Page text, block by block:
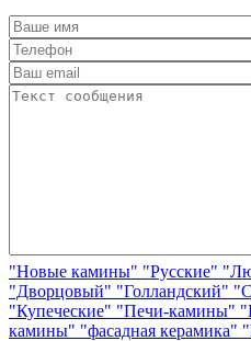
"Новые камины" "Русские"
"Дворцовый" "Голландский"
"Купеческие" "Печи-камины"
камины" "фасадная керамика"